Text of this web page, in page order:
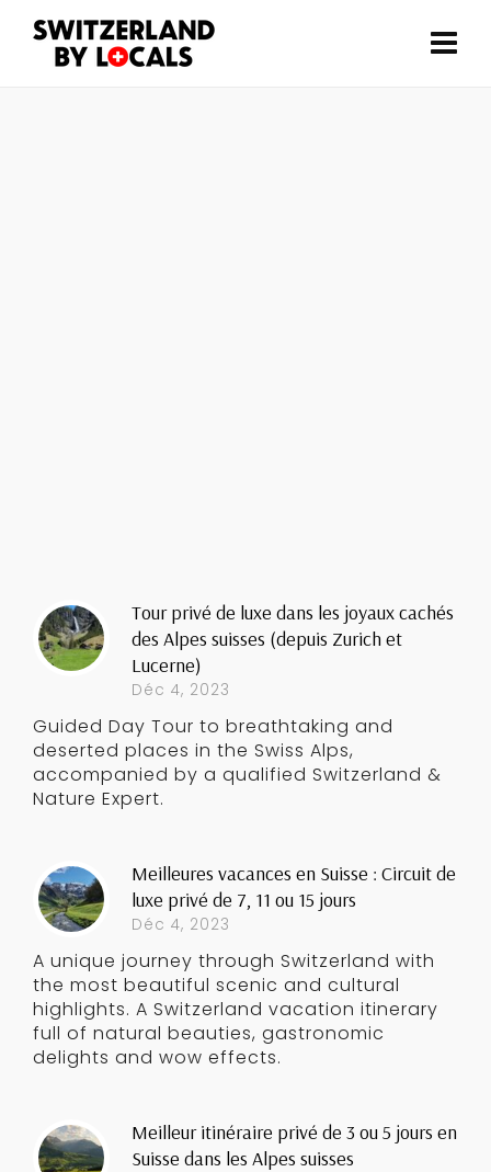
Tour privé de luxe dans les joyaux cachés
des Alpes suisses (depuis Zurich et
Lucerne)
Déc 4, 2023
Guided Day Tour to breathtaking and
deserted places in the Swiss Alps,
accompanied by a qualified Switzerland &
Nature Expert.
Meilleures vacances en Suisse : Circuit de
luxe privé de 7, 11 ou 15 jours
Déc 4, 2023
A unique journey through Switzerland with
the most beautiful scenic and cultural
highlights. A Switzerland vacation itinerary
full of natural beauties, gastronomic
delights and wow effects.
Meilleur itinéraire privé de 3 ou 5 jours en
Suisse dans les Alpes suisses